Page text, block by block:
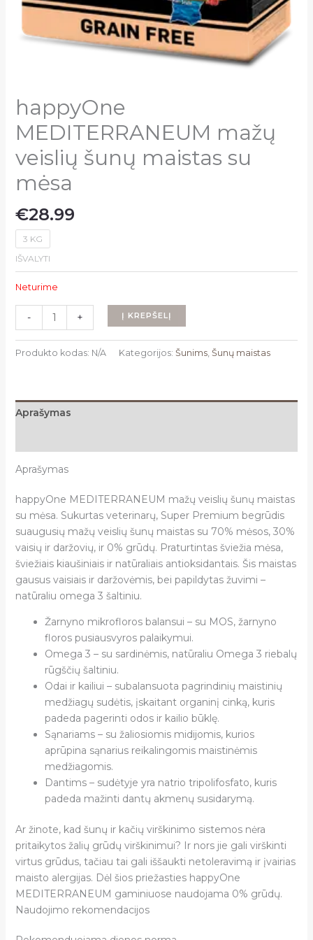
happyOne
MEDITERRANEUM mažų
veislių šunų maistas su
mėsa
€28.99
3 KG
IŠVALYTI
Neturime
-
produkto
kiekis:
happyOne
MEDITERRANEUM
šunų
+ Į KREPŠELĮ
Produkto kodas: N/A Kategorijos: Šunims, Šunų maistas
Aprašymas
Aprašymas
happyOne MEDITERRANEUM mažų veislių šunų maistas
su mėsa. Sukurtas veterinarų, Super Premium begrūdis
suaugusių mažų veislių šunų maistas su 70% mėsos, 30%
vaisių ir daržovių, ir 0% grūdų. Praturtintas šviežia mėsa,
šviežiais kiaušiniais ir natūraliais antioksidantais. Šis maistas
gausus vaisiais ir daržovėmis, bei papildytas žuvimi –
natūraliu omega 3 šaltiniu.
Žarnyno mikrofloros balansui – su MOS, žarnyno
floros pusiausvyros palaikymui.
Omega 3 – su sardinėmis, natūraliu Omega 3 riebalų
rūgščių šaltiniu.
Odai ir kailiui – subalansuota pagrindinių maistinių
medžiagų sudėtis, įskaitant organinį cinką, kuris
padeda pagerinti odos ir kailio būklę.
Sąnariams – su žaliosiomis midijomis, kurios
aprūpina sąnarius reikalingomis maistinėmis
medžiagomis.
Dantims – sudėtyje yra natrio tripolifosfato, kuris
padeda mažinti dantų akmenų susidarymą.
Ar žinote, kad šunų ir kačių virškinimo sistemos nėra
pritaikytos žalių grūdų virškinimui? Ir nors jie gali virškinti
virtus grūdus, tačiau tai gali iššaukti netoleravimą ir įvairias
maisto alergijas. Dėl šios priežasties happyOne
MEDITERRANEUM gaminiuose naudojama 0% grūdų.
Naudojimo rekomendacijos